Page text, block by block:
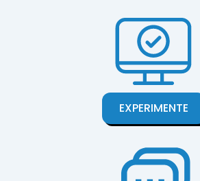
EXPERIMENTE